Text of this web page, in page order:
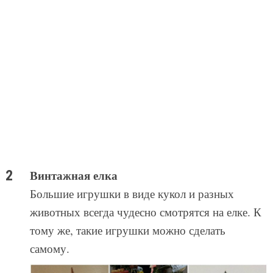
Винтажная елка
Большие игрушки в виде кукол и разных
животных всегда чудесно смотрятся на елке. К
тому же, такие игрушки можно сделать
самому.